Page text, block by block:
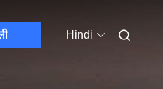
Hindi